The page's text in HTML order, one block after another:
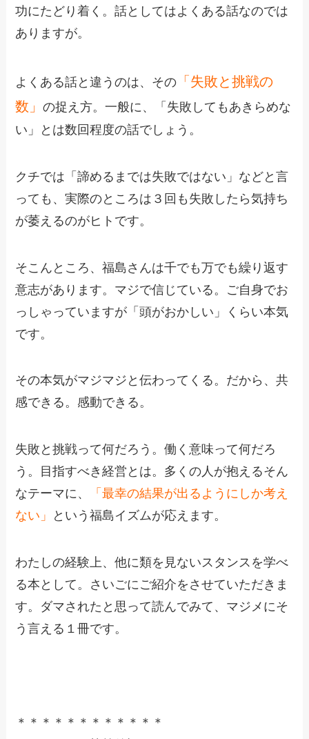
功にたどり着く。話としてはよくある話なのでは
ありますが。
よくある話と違うのは、その 「失敗と挑戦の
数」の捉え方。一般に、「失敗してもあきらめな
い」とは数回程度の話でしょう。
クチでは「諦めるまでは失敗ではない」などと言
っても、実際のところは３回も失敗したら気持ち
が萎えるのがヒトです。
そこんところ、福島さんは千でも万でも繰り返す
意志があります。マジで信じている。ご自身でお
っしゃっていますが「頭がおかしい」くらい本気
です。
その本気がマジマジと伝わってくる。だから、共
感できる。感動できる。
失敗と挑戦って何だろう。働く意味って何だろ
う。目指すべき経営とは。多くの人が抱えるそん
なテーマに、
「最幸の結果が出るようにしか考え
ない」
という福島イズムが応えます。
わたしの経験上、他に類を見ないスタンスを学べ
る本として。さいごにご紹介をさせていただきま
す。ダマされたと思って読んでみて、マジメにそ
う言える１冊です。
＊＊＊＊＊＊＊＊＊＊＊＊